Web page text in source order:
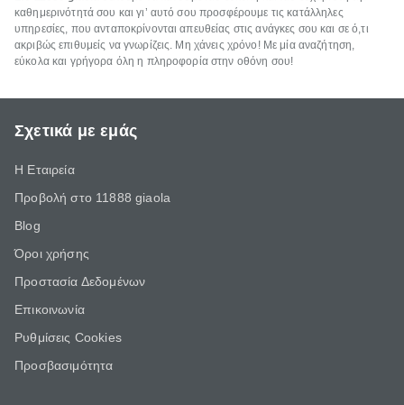
καθημερινότητά σου και γι’ αυτό σου προσφέρουμε τις κατάλληλες
υπηρεσίες, που ανταποκρίνονται απευθείας στις ανάγκες σου και σε ό,τι
ακριβώς επιθυμείς να γνωρίζεις. Μη χάνεις χρόνο! Με μία αναζήτηση,
εύκολα και γρήγορα όλη η πληροφορία στην οθόνη σου!
Σχετικά με εμάς
Η Εταιρεία
Προβολή στο 11888 giaola
Blog
Όροι χρήσης
Προστασία Δεδομένων
Επικοινωνία
Ρυθμίσεις Cookies
Προσβασιμότητα